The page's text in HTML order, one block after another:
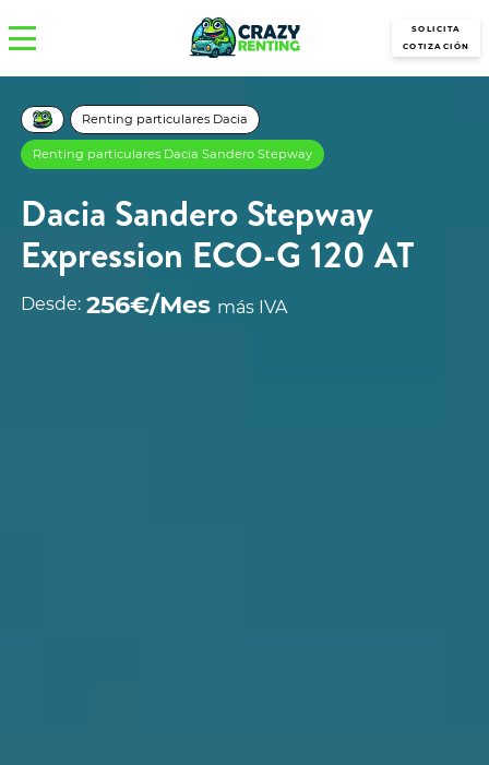
SOLICITA
COTIZACIÓN
Renting particulares Dacia
Renting particulares Dacia Sandero Stepway
Dacia Sandero Stepway
Expression ECO-G 120 AT
Desde: 256€/Mes más IVA